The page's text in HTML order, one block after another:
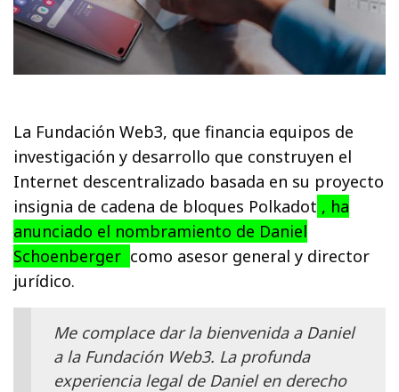
La Fundación Web3, que financia equipos de
investigación y desarrollo que construyen el
Internet descentralizado basada en su proyecto
insignia de cadena de bloques Polkadot , ha
anunciado el nombramiento de Daniel
Schoenberger como asesor general y director
jurídico.
Me complace dar la bienvenida a Daniel
a la Fundación Web3. La profunda
experiencia legal de Daniel en derecho